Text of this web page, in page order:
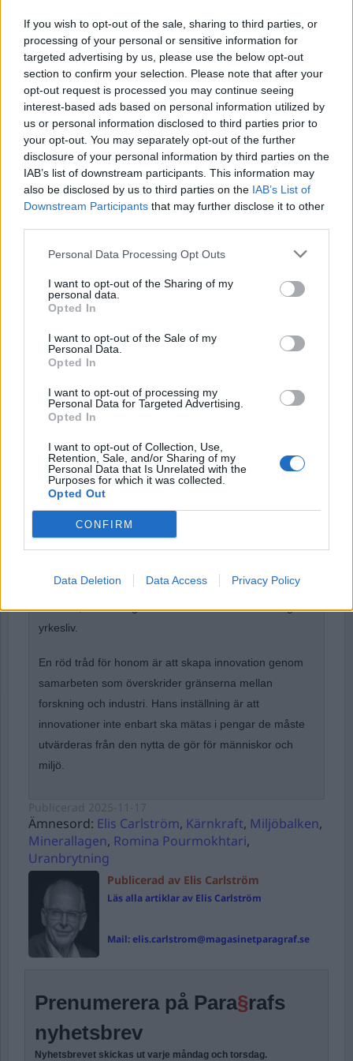
If you wish to opt-out of the sale, sharing to third parties, or
processing of your personal or sensitive information for
targeted advertising by us, please use the below opt-out
section to confirm your selection. Please note that after your
opt-out request is processed you may continue seeing
interest-based ads based on personal information utilized by
us or personal information disclosed to third parties prior to
your opt-out. You may separately opt-out of the further
disclosure of your personal information by third parties on the
IAB’s list of downstream participants. This information may
also be disclosed by us to third parties on the IAB’s List of
Downstream Participants that may further disclose it to other
Personal Data Processing Opt Outs
I want to opt-out of the Sharing of my
personal data.
Opted In
I want to opt-out of the Sale of my
Personal Data.
Opted In
I want to opt-out of processing my
Personal Data for Targeted Advertising.
Opted In
I want to opt-out of Collection, Use,
Retention, Sale, and/or Sharing of my
Personal Data that Is Unrelated with the
Purposes for which it was collected.
Opted Out
CONFIRM
Data Deletion Data Access Privacy Policy
Verkligheten är att eftersom vind-, solel och
batterilagring blir allt billigare, så ökar dessa
ener...
Börja prenumerera för att läsa detta innehåll.
Starta din prenumerationhär
Eller logga in på ditt konto nedan:
Username or E-mail
Password
Remember Me
Forgot Password
Stöd Para§rafs bevakning av högerextremismen
Elis Carlströmär en forskare med en bakgrund i
material, tillverkningsteknik och kemi under ett långs
yrkesliv.
En röd tråd för honom är att skapa innovation genom
samarbeten som överskrider gränserna mellan
forskning och industri. Hans inställning är att
innovationer inte enbart ska mätas i pengar de måste
utvärderas från den nytta de gör för människor och
miljö.
Ämnesord: Elis Carlström, Kärnkraft, Miljöbalken,
Minerallagen, Romina Pourmokhtari,
Uranbrytning
Publicerad av Elis Carlström
Läs alla artiklar av Elis Carlström
Mail:elis.carlstrom@magasinetparagraf.se
Prenumerera på Para§rafs
nyhetsbrev
Nyhetsbrevet skickas ut varje måndag och torsdag.